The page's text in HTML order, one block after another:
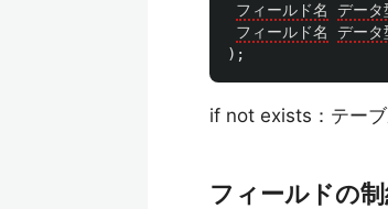
フィールド名
データ
フィールド名
データ
);
if not exists：テー
フィールドの